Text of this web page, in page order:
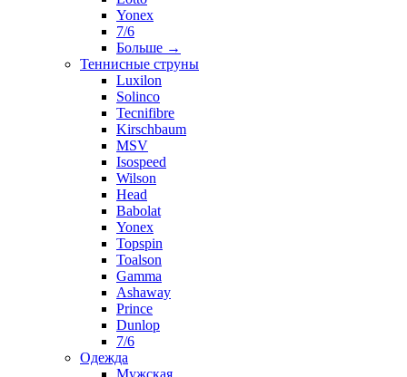
Yonex
7/6
Больше →
Теннисные струны
Luxilon
Solinco
Tecnifibre
Kirschbaum
MSV
Isospeed
Wilson
Head
Babolat
Yonex
Topspin
Toalson
Gamma
Ashaway
Prince
Dunlop
7/6
Одежда
Мужская